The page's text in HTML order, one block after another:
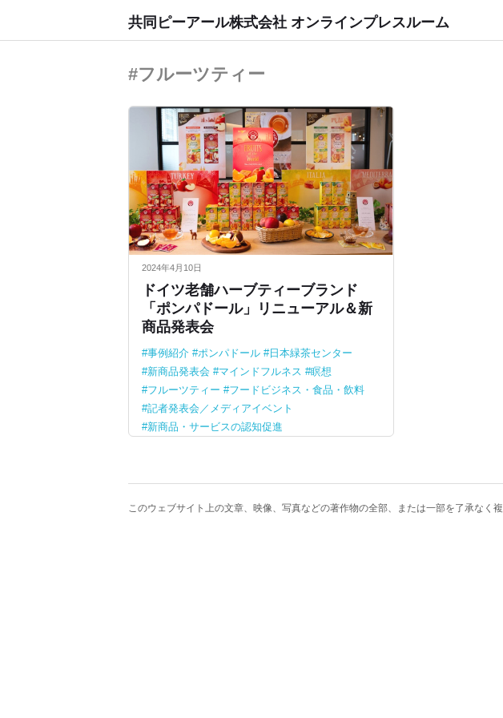
共同ピーアール株式会社 オンラインプレスルーム
#フルーツティー
2024年4月10日
ドイツ老舗ハーブティーブランド
「ポンパドール」リニューアル＆新
商品発表会
事例紹介 ポンパドール
日本緑茶センター
新商品発表会
マインドフルネス
瞑想
フルーツティー
フードビジネス・食品・飲料
記者発表会／メディアイベント
新商品・サービスの認知促進
このウェブサイト上の文章、映像、写真などの著作物の全部、または一部を了承なく